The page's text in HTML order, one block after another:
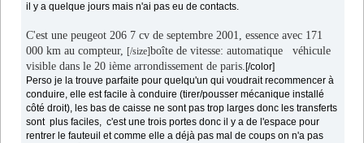
il y a quelque jours mais n'ai pas eu de contacts.
C'est une peugeot 206 7 cv de septembre 2001, essence avec 171
000 km au compteur, [/size]boîte de vitesse: automatique véhicule
visible dans le 20 ième arrondissement de paris.[/color]
Perso je la trouve parfaite pour quelqu'un qui voudrait recommencer à
conduire, elle est facile à conduire (tirer/pousser mécanique installé
côté droit), les bas de caisse ne sont pas trop larges donc les transferts
sont plus faciles, c'est une trois portes donc il y a de l'espace pour
rentrer le fauteuil et comme elle a déjà pas mal de coups on n'a pas